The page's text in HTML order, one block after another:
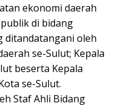
ekonomi daerah
di bidang
ditandatangani oleh
se-Sulut; Kepala
beserta Kepala
se-Sulut.
Staf Ahli Bidang